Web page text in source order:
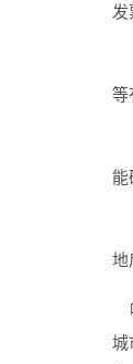
发
等
能
地
城